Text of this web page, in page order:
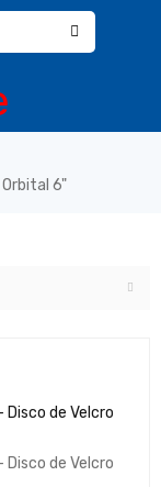
Orbital 6"
Disco de Velcro
Disco de Velcro